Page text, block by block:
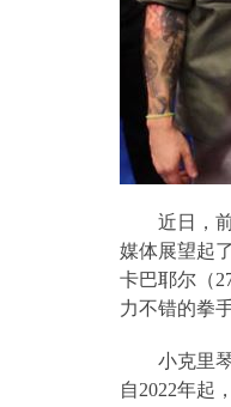
近日，
媒体展望起
卡巴耶尔（
力不错的拳手
小克里
自2022年起